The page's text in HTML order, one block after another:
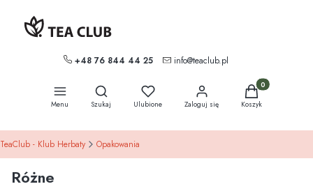
+48 76 844 44 25 info@teaclub.pl
Menu
Otwórz wyszukiwarkę
Szukaj Ulubione Zaloguj się
Produkty w
Koszyk
TeaClub - Klub Herbaty Opakowania
Różne